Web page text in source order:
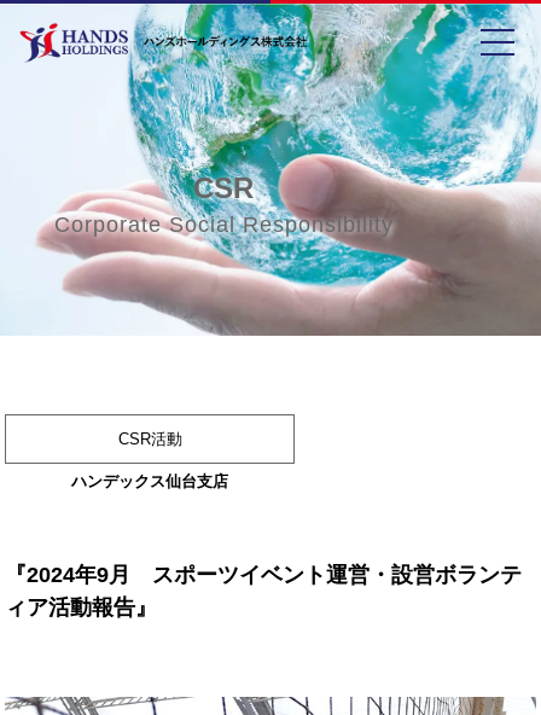
CSR
Corporate Social Responsibility
CSR活動
ハンデックス仙台支店
『2024年9月 スポーツイベント運営・設営ボランテ
ィア活動報告』